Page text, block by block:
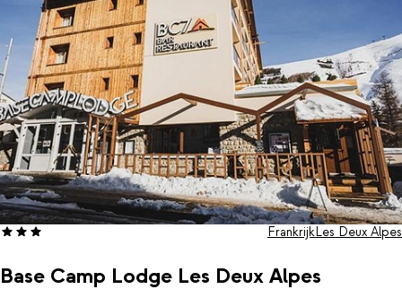
Base Camp Lodge Les Deux Alpes
FrankrijkLes Deux Alpes